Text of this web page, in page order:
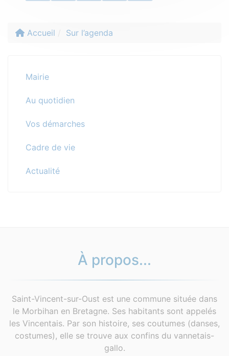
Accueil Sur l’agenda
Mairie
Au quotidien
Vos démarches
Cadre de vie
Actualité
À propos...
Saint-Vincent-sur-Oust est une commune située dans
le Morbihan en Bretagne. Ses habitants sont appelés
les Vincentais. Par son histoire, ses coutumes (danses,
costumes), elle se trouve aux confins du vannetais-
gallo.